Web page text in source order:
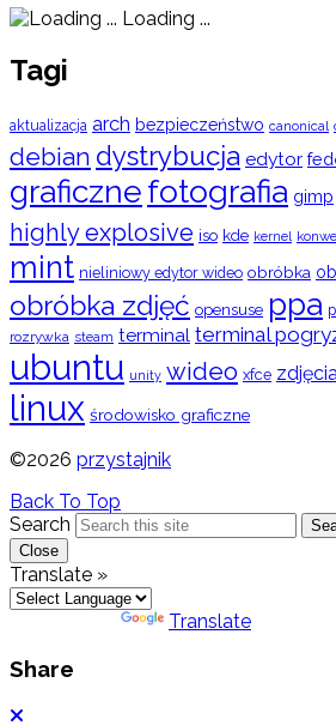
Loading ...
Tagi
aktualizacja arch bezpieczeństwo canonical
debian dystrybucja edytor
graficznefotografia gimp
highly explosive iso kde kernel
mint nieliniowy edytor wideo obróbka
obróbka zdjęć opensuse ppa
rozrywka steam terminal terminal
ubuntu unity wideo xfce
linux środowisko graficzne
©2026 przystajnik
Back To Top
Search
Close
Translate »
Translate
Share